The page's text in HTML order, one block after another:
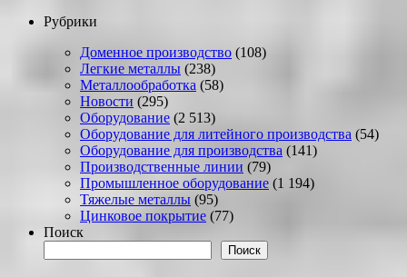
Рубрики
Доменное производство (108)
Легкие металлы (238)
Металлообработка (58)
Новости (295)
Оборудование (2 513)
Оборудование для литейного производства (54)
Оборудование для производства (141)
Производственные линии (79)
Промышленное оборудование (1 194)
Тяжелые металлы (95)
Цинковое покрытие (77)
Поиск
Поиск